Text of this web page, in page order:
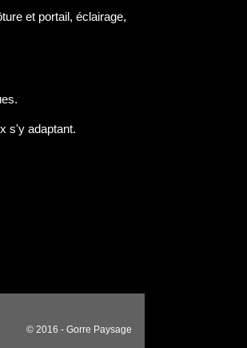
et portail, éclairage,
s'y adaptant.
© 2016 - Gorre Paysage